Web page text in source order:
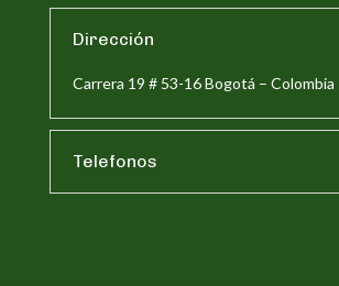
Dirección
Carrera 19 # 53-16 Bogotá – Colombia
Telefonos